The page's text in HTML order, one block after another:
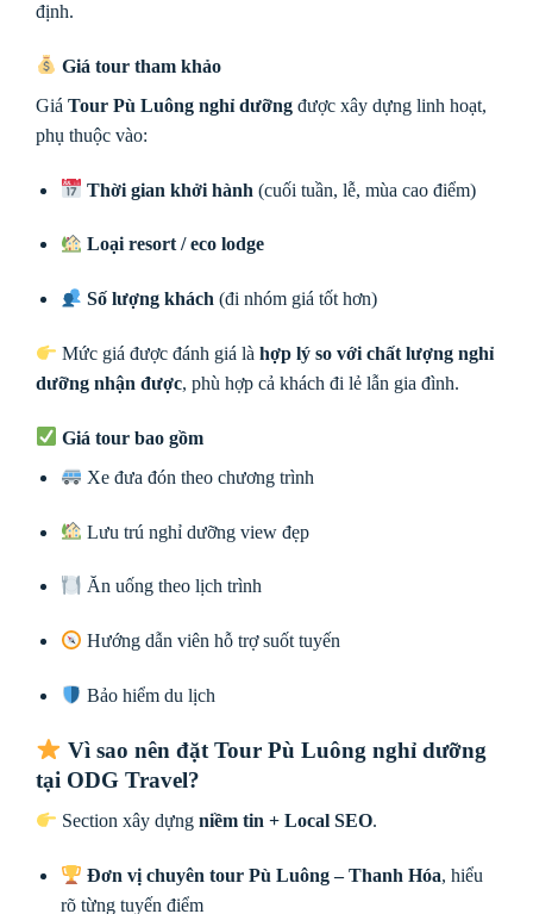
định.
Giá tour tham khảo
Giá Tour Pù Luông nghỉ dưỡng được xây dựng linh hoạt,
phụ thuộc vào:
Thời gian khởi hành (cuối tuần, lễ, mùa cao điểm)
Loại resort / eco lodge
Số lượng khách (đi nhóm giá tốt hơn)
Mức giá được đánh giá làhợp lý so với chất lượng nghỉ
dưỡng nhận được, phù hợp cả khách đi lẻ lẫn gia đình.
Giá tour bao gồm
Xe đưa đón theo chương trình
Lưu trú nghỉ dưỡng view đẹp
Ăn uống theo lịch trình
Hướng dẫn viên hỗ trợ suốt tuyến
Bảo hiểm du lịch
Vì sao nên đặt Tour Pù Luông nghỉ dưỡng
tại ODG Travel?
Section xây dựngniềm tin + Local SEO.
Đơn vị chuyên tour Pù Luông – Thanh Hóa, hiểu
rõ từng tuyến điểm